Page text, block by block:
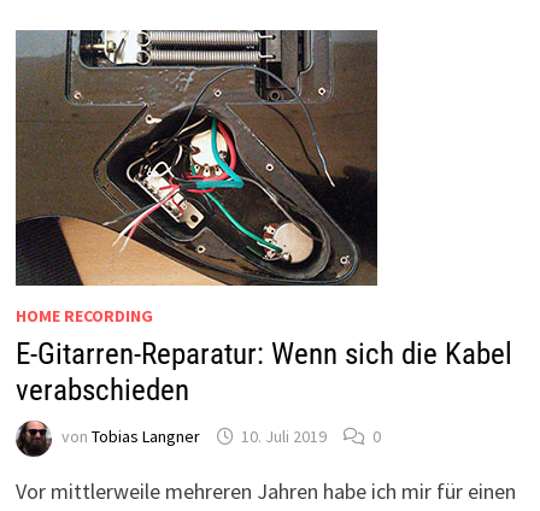
HOME RECORDING
E-Gitarren-Reparatur: Wenn sich die Kabel
verabschieden
von Tobias Langner 10. Juli 2019 0
Vor mittlerweile mehreren Jahren habe ich mir für einen